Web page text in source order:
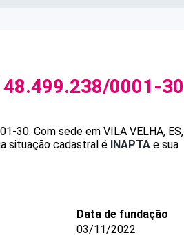
48.499.238/0001-30
30. Com sede em VILA VELHA, ES,
situação cadastral é INAPTA e sua
Data de fundação
03/11/2022